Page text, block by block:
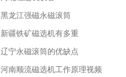
黑龙江强磁永磁滚筒
新疆铁矿磁选机有多重
辽宁永磁滚筒的优缺点
河南顺流磁选机工作原理视频